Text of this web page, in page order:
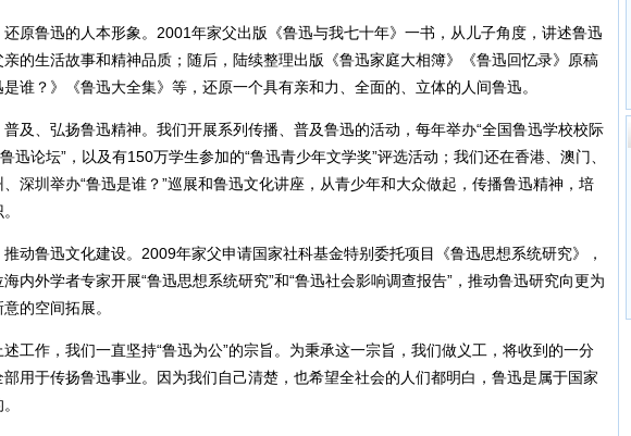
鲁迅的人本形象。2001年家父出版《鲁迅与我七十年》一书，从儿子角度，讲述鲁迅
亲的生活故事和精神品质；随后，陆续整理出版《鲁迅家庭大相簿》《鲁迅回忆录》原稿
谁？》《鲁迅大全集》等，还原一个具有亲和力、全面的、立体的人间鲁迅。
、弘扬鲁迅精神。我们开展系列传播、普及鲁迅的活动，每年举办“全国鲁迅学校校际
迅论坛”，以及有150万学生参加的“鲁迅青少年文学奖”评选活动；我们还在香港、澳门、
、深圳举办“鲁迅是谁？”巡展和鲁迅文化讲座，从青少年和大众做起，传播鲁迅精神，培
鲁迅文化建设。2009年家父申请国家社科基金特别委托项目《鲁迅思想系统研究》，
内外学者专家开展“鲁迅思想系统研究”和“鲁迅社会影响调查报告”，推动鲁迅研究向更为
的空间拓展。
作，我们一直坚持“鲁迅为公”的宗旨。为秉承这一宗旨，我们做义工，将收到的一分
用于传扬鲁迅事业。因为我们自己清楚，也希望全社会的人们都明白，鲁迅是属于国家